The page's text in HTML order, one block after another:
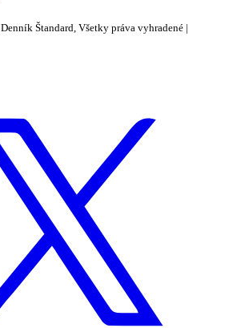
Denník Štandard, Všetky práva vyhradené |